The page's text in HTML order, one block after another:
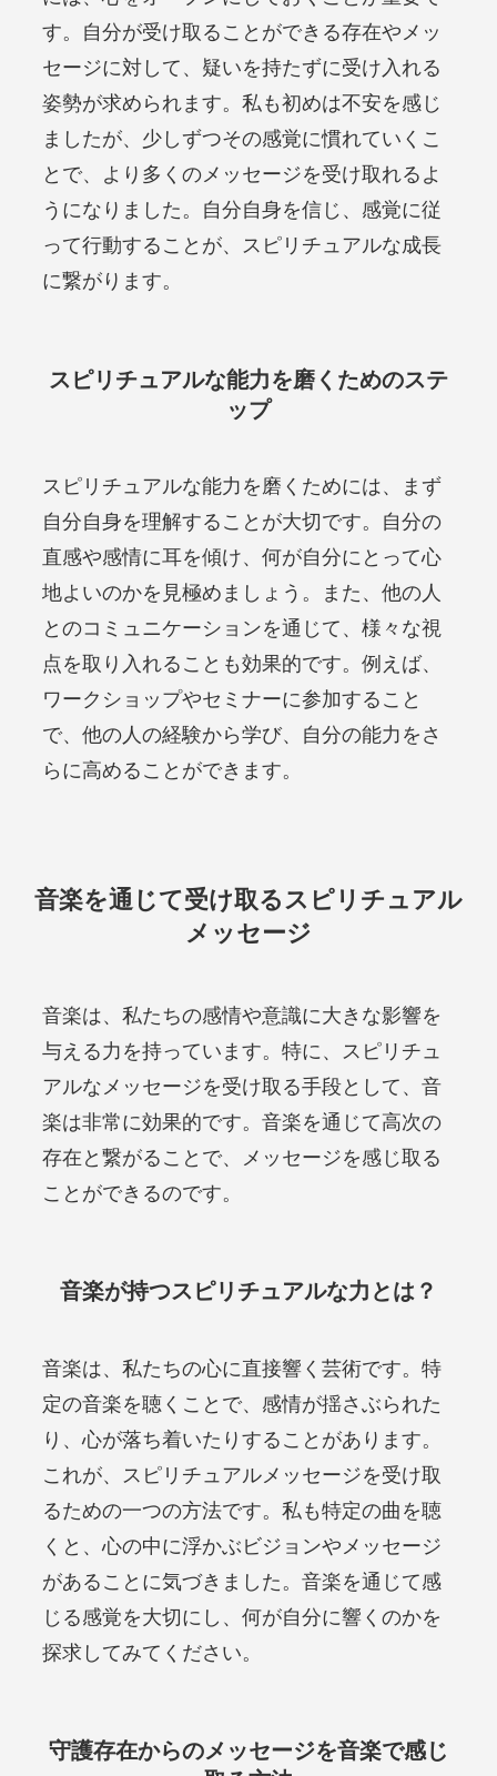
す。自分が受け取ることができる存在やメッ
セージに対して、疑いを持たずに受け入れる
姿勢が求められます。私も初めは不安を感じ
ましたが、少しずつその感覚に慣れていくこ
とで、より多くのメッセージを受け取れるよ
うになりました。自分自身を信じ、感覚に従
って行動することが、スピリチュアルな成長
に繋がります。
スピリチュアルな能力を磨くためのステ
ップ
スピリチュアルな能力を磨くためには、まず
自分自身を理解することが大切です。自分の
直感や感情に耳を傾け、何が自分にとって心
地よいのかを見極めましょう。また、他の人
とのコミュニケーションを通じて、様々な視
点を取り入れることも効果的です。例えば、
ワークショップやセミナーに参加すること
で、他の人の経験から学び、自分の能力をさ
らに高めることができます。
音楽を通じて受け取るスピリチュアル
メッセージ
音楽は、私たちの感情や意識に大きな影響を
与える力を持っています。特に、スピリチュ
アルなメッセージを受け取る手段として、音
楽は非常に効果的です。音楽を通じて高次の
存在と繋がることで、メッセージを感じ取る
ことができるのです。
音楽が持つスピリチュアルな力とは？
音楽は、私たちの心に直接響く芸術です。特
定の音楽を聴くことで、感情が揺さぶられた
り、心が落ち着いたりすることがあります。
これが、スピリチュアルメッセージを受け取
るための一つの方法です。私も特定の曲を聴
くと、心の中に浮かぶビジョンやメッセージ
があることに気づきました。音楽を通じて感
じる感覚を大切にし、何が自分に響くのかを
探求してみてください。
守護存在からのメッセージを音楽で感じ